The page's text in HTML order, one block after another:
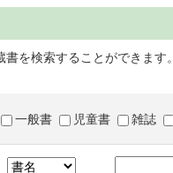
を検索することができます。
一般書 児童書 雑誌